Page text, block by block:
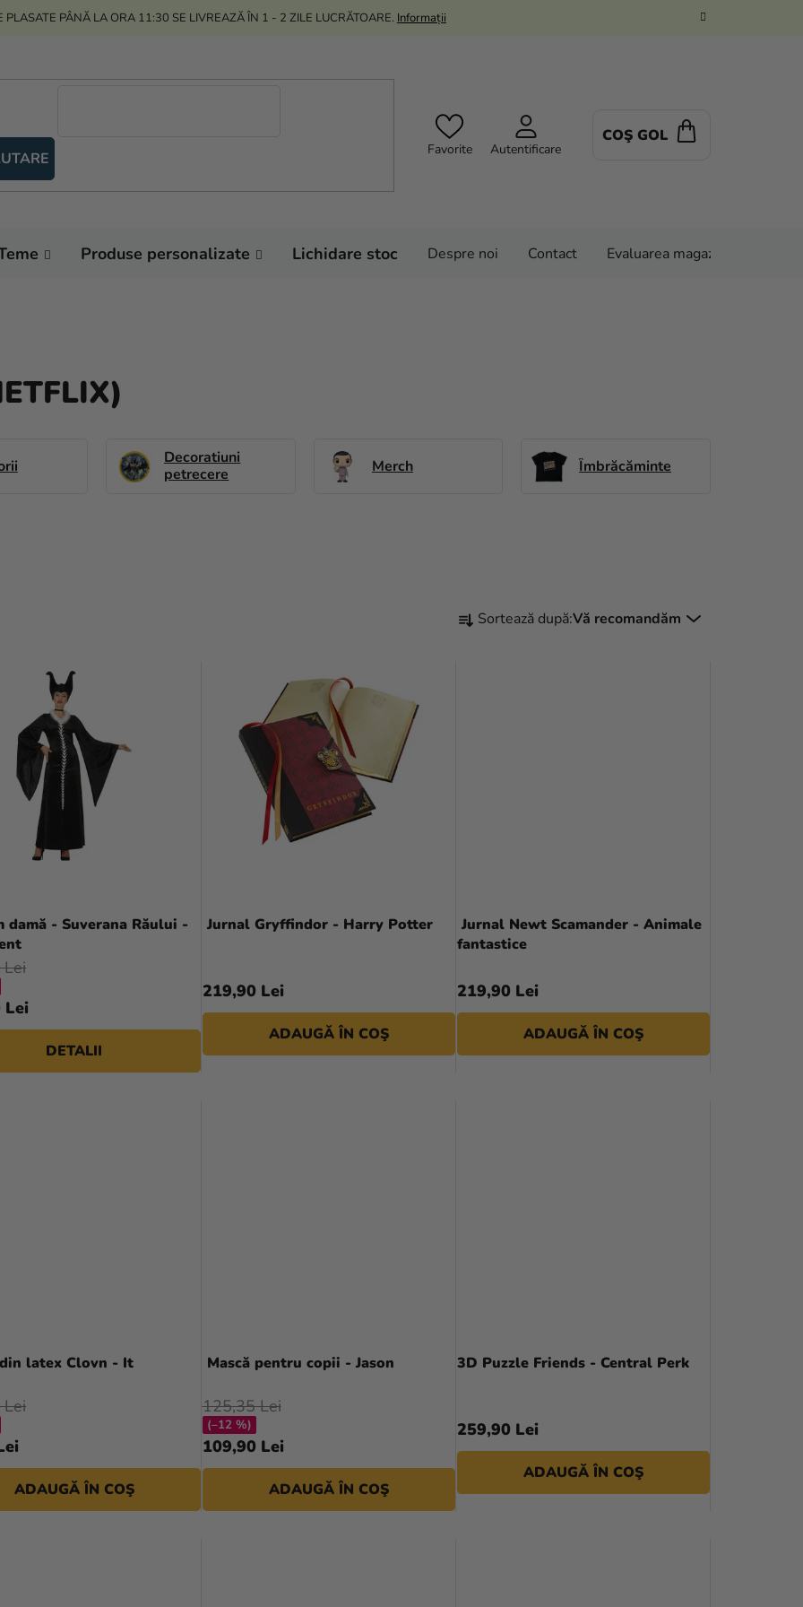
PLASATE PÂNĂ LA ORA 11:30 SE LIVREAZĂ ÎN 1 - 2 ZILE LUCRĂTOARE. Informații
Favorite Autentificare
COŞ GOL
Produse personalizate Lichidare stoc Despre noi Contact Evaluarea magazinului
Decoratiuni
petrecere
Merch Îmbrăcăminte
S
P
R
O
D
U
Sortează după:Vă recomandăm
damă - Suverana Răului -
Lei
DETALII
Jurnal Gryffindor - Harry Potter
219,90 Lei
ADAUGĂ ÎN COŞ
Jurnal Newt Scamander - Animale
fantastice
219,90 Lei
ADAUGĂ ÎN COŞ
din latex Clovn - It
ADAUGĂ ÎN COŞ
Mască pentru copii - Jason
109,90 Lei
125,35 Lei
(–12 %)
ADAUGĂ ÎN COŞ
3D Puzzle Friends - Central Perk
259,90 Lei
ADAUGĂ ÎN COŞ